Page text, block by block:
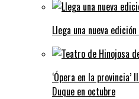
Llega una nueva
‘Ópera en la provincia’
Duque en octubre